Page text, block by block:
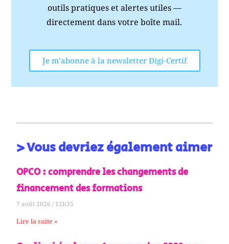
outils pratiques et alertes utiles —
directement dans votre boîte mail.
Je m’abonne à la newsletter Digi-Certif
> Vous devriez également aimer
OPCO : comprendre les changements de
financement des formations
7 août 202612h35
Lire la suite »